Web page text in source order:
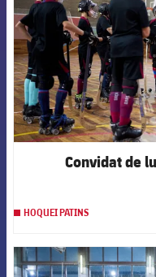
Convidat de
HOQUEI PATINS